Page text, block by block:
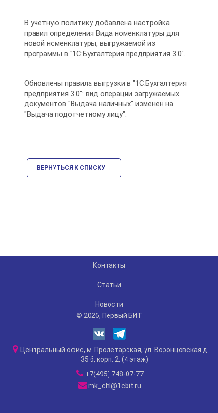
В учетную политику добавлена настройка
правил определения Вида номенклатуры для
новой номенклатуры, выгружаемой из
программы в "1С:Бухгалтерия предприятия 3.0".
Обновлены правила выгрузки в "1С:Бухгалтерия
предприятия 3.0": вид операции загружаемых
документов "Выдача наличных" изменен на
"Выдача подотчетному лицу".
ВЕРНУТЬСЯ К СПИСКУ→
Контакты
Статьи
Новости
© 2026, Первый БИТ
Центральный офис, м. Пролетарская, ул. Воронцовская д.
35 б, корп. 2, (4 этаж)
+7(495) 748-07-77
mk_chl@1cbit.ru